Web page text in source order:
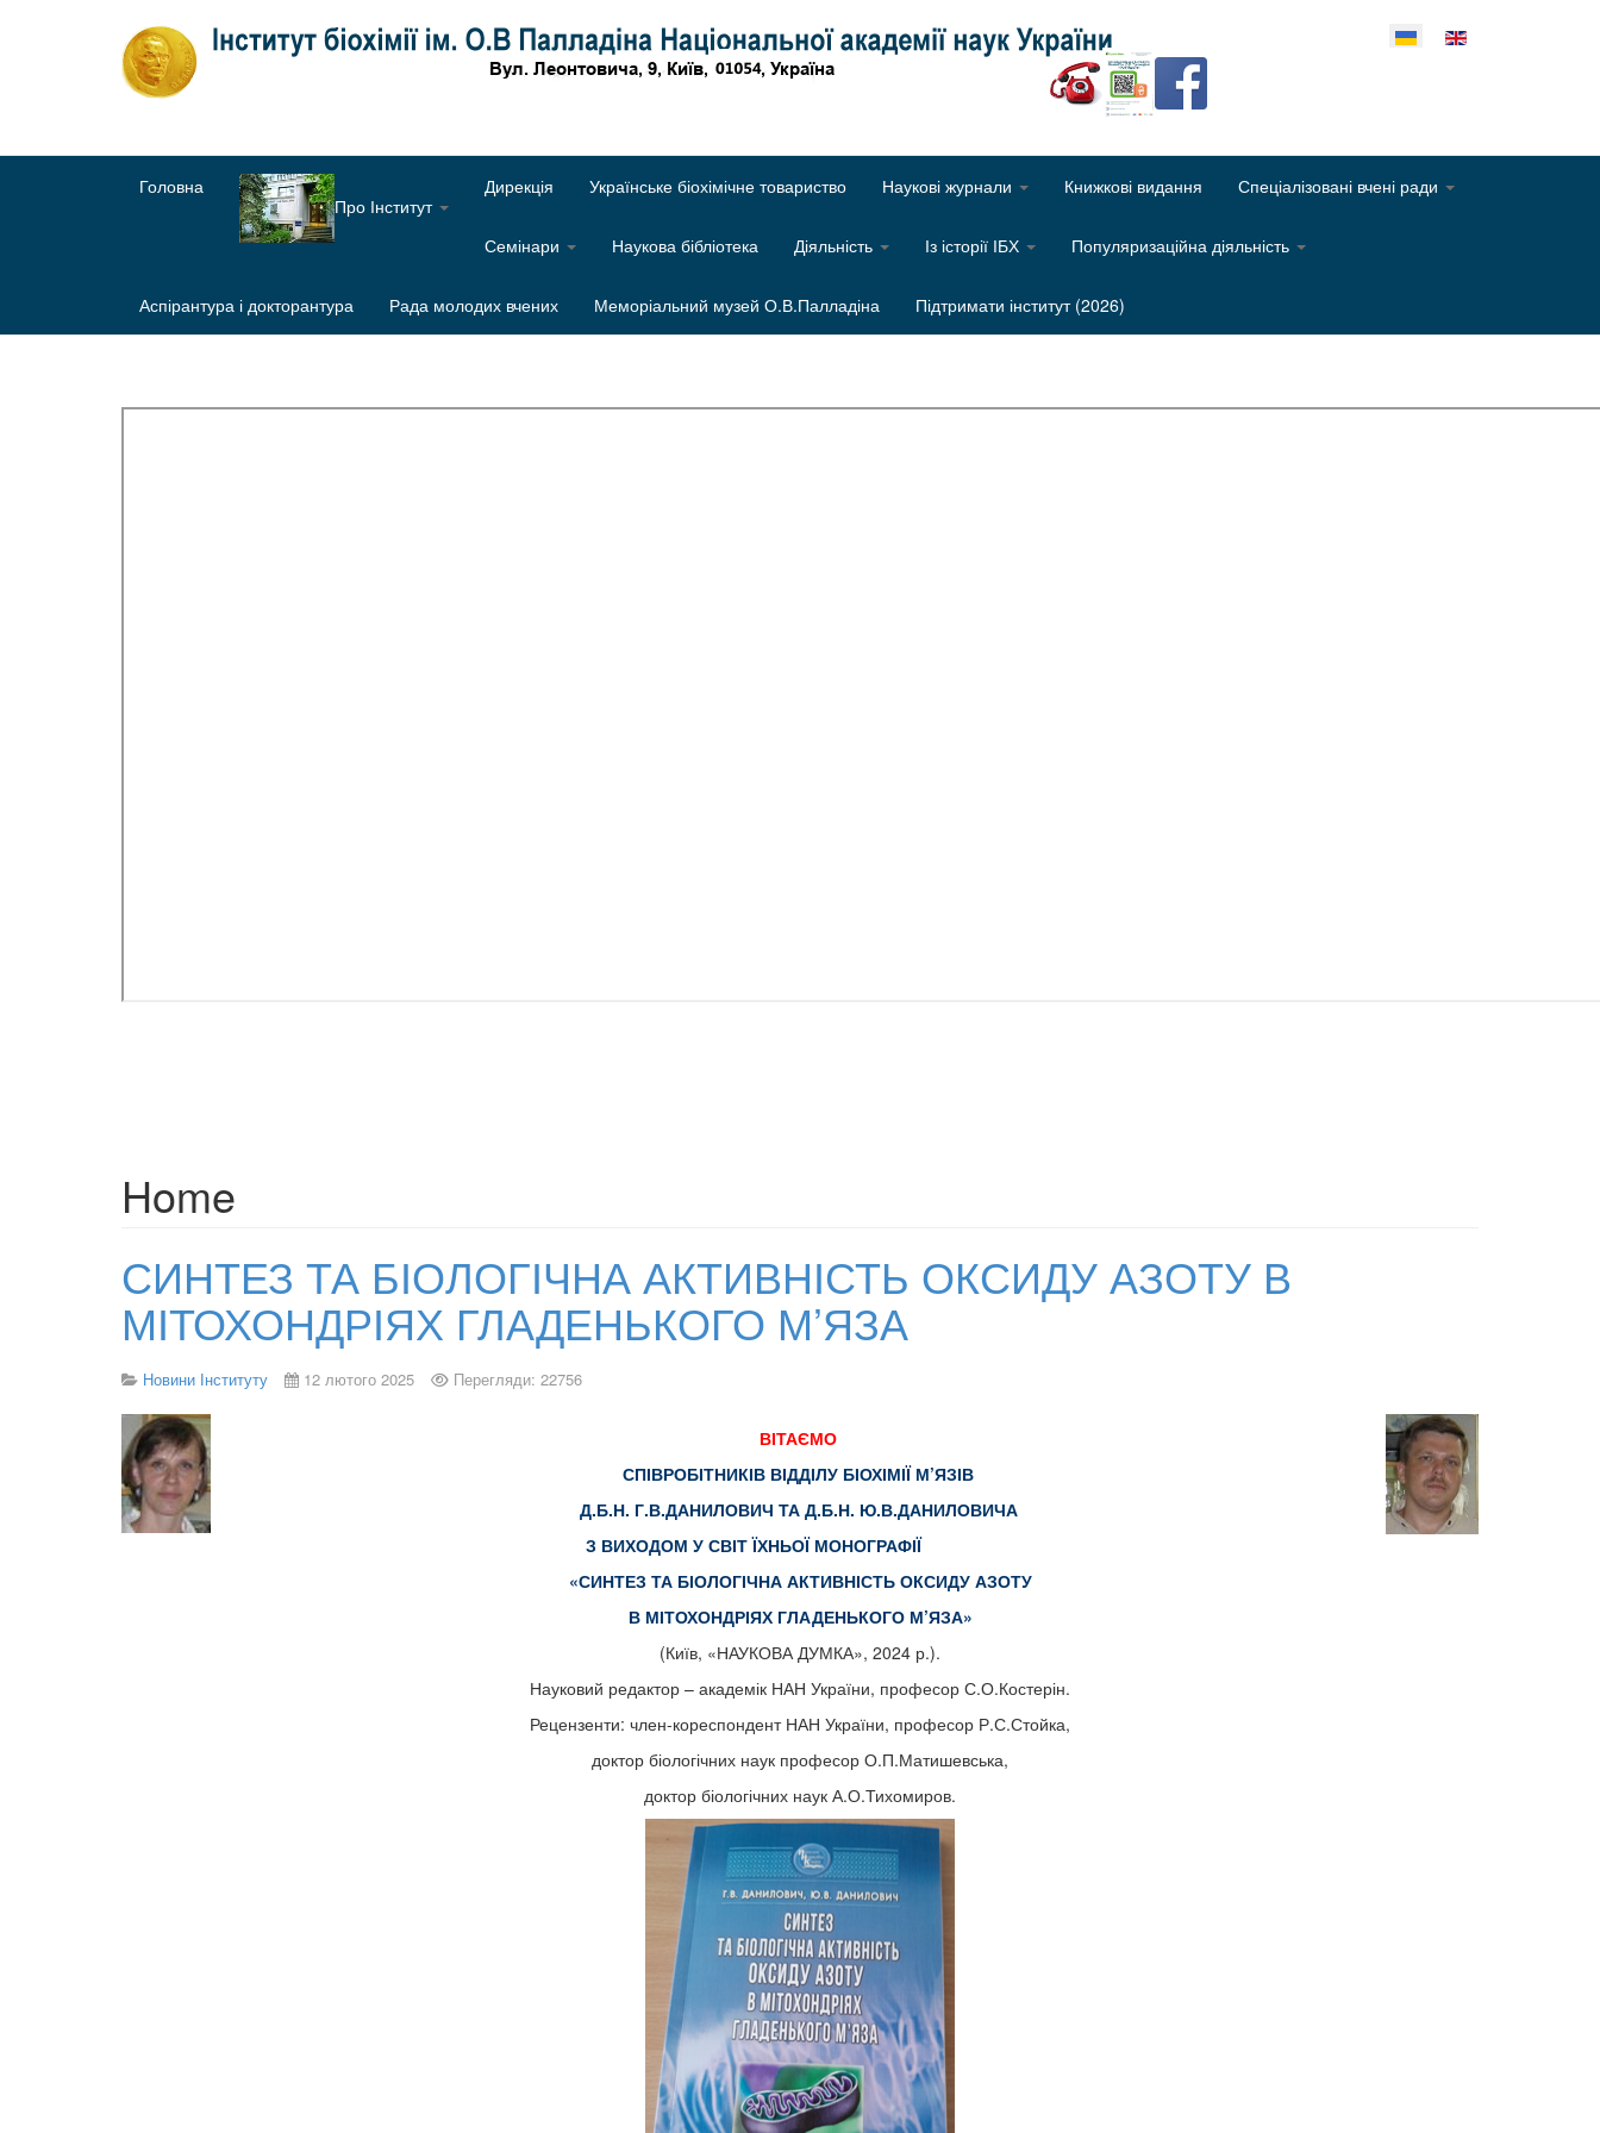
Оберіть свою мову
Головна
Про Інститут
Дирекція Українське біохімічне товариство Наукові журнали Книжкові видання Спеціалізовані вчені ради
Семінари Наукова бібліотека Діяльність Із історії ІБХ Популяризаційна діяльність
Аспірантура і докторантура Рада молодих вчених Меморіальний музей О.В.Палладіна Підтримати інститут (2026)
Home
СИНТЕЗ ТА БІОЛОГІЧНА АКТИВНІСТЬ ОКСИДУ АЗОТУ В
МІТОХОНДРІЯХ ГЛАДЕНЬКОГО М’ЯЗА
Новини Інституту 12 лютого 2025 Перегляди: 22756
ВІТАЄМО
СПІВРОБІТНИКІВ ВІДДІЛУ БІОХІМІЇ М’ЯЗІВ
Д.Б.Н. Г.В.ДАНИЛОВИЧ ТА Д.Б.Н. Ю.В.ДАНИЛОВИЧА
З ВИХОДОМ У СВІТ ЇХНЬОЇ МОНОГРАФІЇ
«СИНТЕЗ ТА БІОЛОГІЧНА АКТИВНІСТЬ ОКСИДУ АЗОТУ
В МІТОХОНДРІЯХ ГЛАДЕНЬКОГО М’ЯЗА»
(Київ, «НАУКОВА ДУМКА», 2024 р.).
Науковий редактор – академік НАН України, професор С.О.Костерін.
Рецензенти: член-кореспондент НАН України, професор Р.С.Стойка,
доктор біологічних наук професор О.П.Матишевська,
доктор біологічних наук А.О.Тихомиров.